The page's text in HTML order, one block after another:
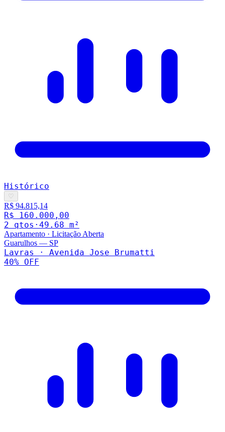
Histórico
♡
R$ 94.815,14
R$ 160.000,00
2 qtos · 49.68 m²
Apartamento · Licitação Aberta
Guarulhos — SP
Lavras · Avenida Jose Brumatti
40% OFF